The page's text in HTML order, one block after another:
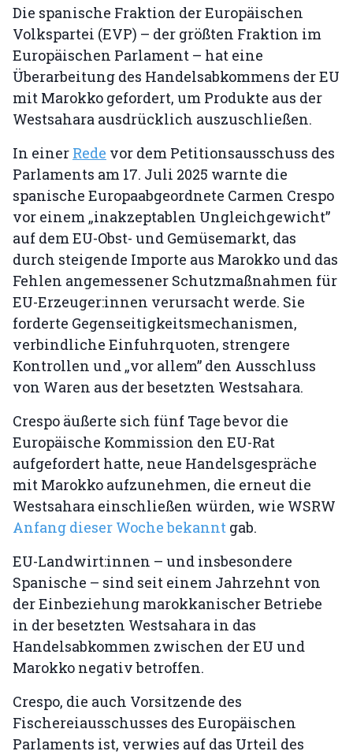
Die spanische Fraktion der Europäischen
Volkspartei (EVP) – der größten Fraktion im
Europäischen Parlament – hat eine
Überarbeitung des Handelsabkommens der EU
mit Marokko gefordert, um Produkte aus der
Westsahara ausdrücklich auszuschließen.
In einer Rede vor dem Petitionsausschuss des
Parlaments am 17. Juli 2025 warnte die
spanische Europaabgeordnete Carmen Crespo
vor einem „inakzeptablen Ungleichgewicht”
auf dem EU-Obst- und Gemüsemarkt, das
durch steigende Importe aus Marokko und das
Fehlen angemessener Schutzmaßnahmen für
EU-Erzeuger:innen verursacht werde. Sie
forderte Gegenseitigkeitsmechanismen,
verbindliche Einfuhrquoten, strengere
Kontrollen und „vor allem” den Ausschluss
von Waren aus der besetzten Westsahara.
Crespo äußerte sich fünf Tage bevor die
Europäische Kommission den EU-Rat
aufgefordert hatte, neue Handelsgespräche
mit Marokko aufzunehmen, die erneut die
Westsahara einschließen würden, wie WSRW
Anfang dieser Woche bekannt gab.
EU-Landwirt:innen – und insbesondere
Spanische – sind seit einem Jahrzehnt von
der Einbeziehung marokkanischer Betriebe
in der besetzten Westsahara in das
Handelsabkommen zwischen der EU und
Marokko negativ betroffen.
Crespo, die auch Vorsitzende des
Fischereiausschusses des Europäischen
Parlaments ist, verwies auf das Urteil des